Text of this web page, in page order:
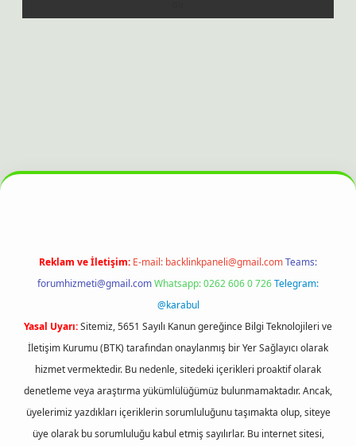
bahis sitesi
Reklam ve İletişim: E-mail: backlinkpaneli@gmail.comTeams:
forumhizmeti@gmail.comWhatsapp: 0262 606 0 726Telegram:
@karabul
Yasal Uyarı:Sitemiz, 5651 Sayılı Kanun gereğince Bilgi Teknolojileri ve
İletişim Kurumu (BTK) tarafından onaylanmış bir Yer Sağlayıcı olarak
hizmet vermektedir. Bu nedenle, sitedeki içerikleri proaktif olarak
denetleme veya araştırma yükümlülüğümüz bulunmamaktadır. Ancak,
üyelerimiz yazdıkları içeriklerin sorumluluğunu taşımakta olup, siteye
üye olarak bu sorumluluğu kabul etmiş sayılırlar. Bu internet sitesi,